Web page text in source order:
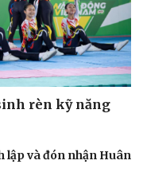
rèn kỹ năng
lập và đón nhận Huân